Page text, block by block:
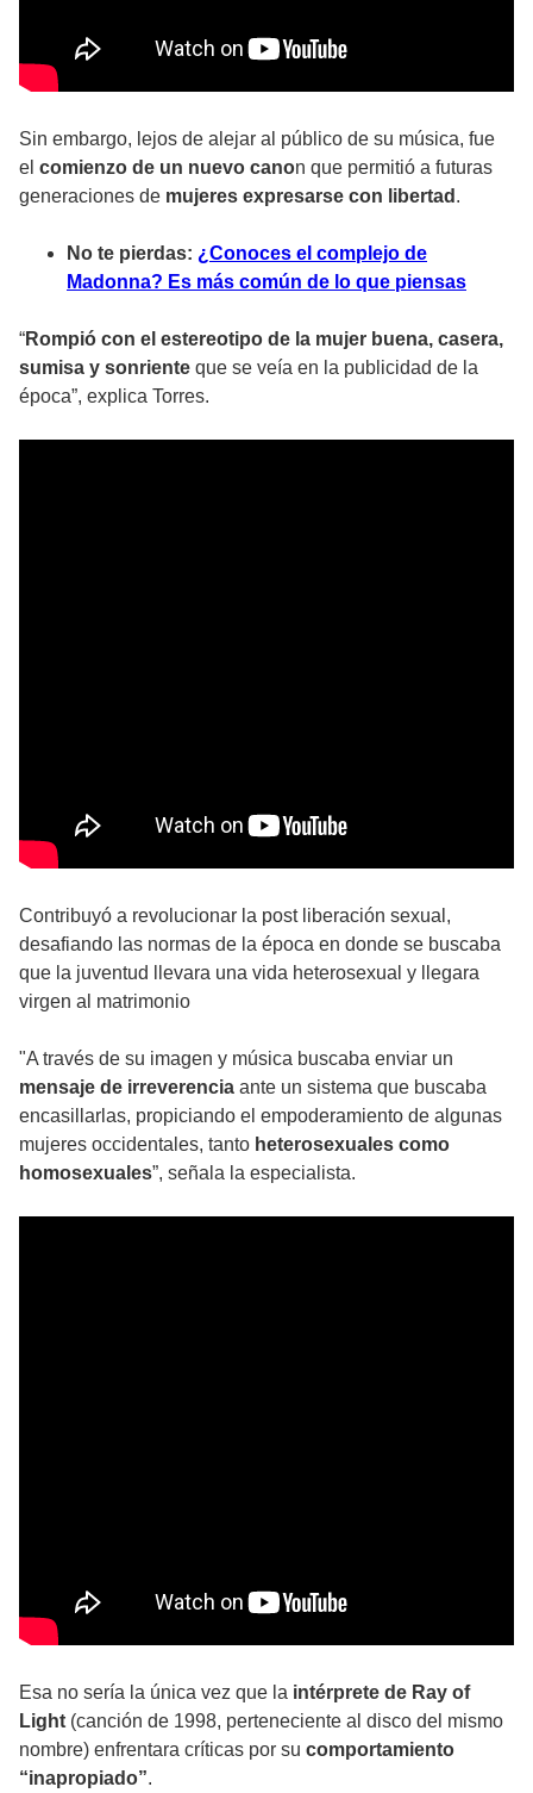
Sin embargo, lejos de alejar al público de su música, fue
el comienzo de un nuevo canon que permitió a futuras
generaciones de mujeres expresarse con libertad .
No te pierdas: ¿Conoces el complejo de
Madonna? Es más común de lo que piensas
“Rompió con el estereotipo de la mujer buena, casera,
sumisa y sonriente que se veía en la publicidad de la
época”, explica Torres.
Contribuyó a revolucionar la post liberación sexual,
desafiando las normas de la época en donde se buscaba
que la juventud llevara una vida heterosexual y llegara
virgen al matrimonio
"A través de su imagen y música buscaba enviar un
mensaje de irreverencia ante un sistema que buscaba
encasillarlas, propiciando el empoderamiento de algunas
mujeres occidentales, tanto heterosexuales como
homosexuales”, señala la especialista.
Esa no sería la única vez que la intérprete de Ray of
Light (canción de 1998, perteneciente al disco del mismo
nombre) enfrentara críticas por su comportamiento
“inapropiado”.